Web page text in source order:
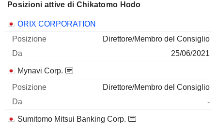
Posizioni attive di Chikatomo Hodo
Società Posizione Inizio
ORIX CORPORATION
Direttore/Membro del Consiglio
25/06/2021
Mynavi Corp.
Direttore/Membro del Consiglio
-
Sumitomo Mitsui Banking Corp.